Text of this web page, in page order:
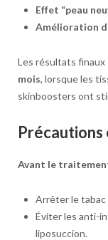
Effet “peau
Amélioration
Les résultats
mois, lorsque les
skinboosters ont
Avant le
Arrêter le tabac
Éviter les anti-
liposuccion.